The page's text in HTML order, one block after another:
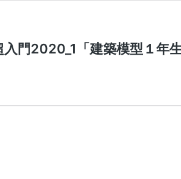
門2020_1「建築模型１年